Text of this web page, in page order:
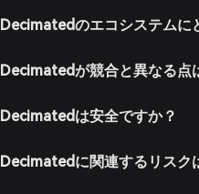
Decimatedのエコシステムに
Decimatedが競合と異なる点
Decimatedは安全ですか？
Decimatedに関連するリスク